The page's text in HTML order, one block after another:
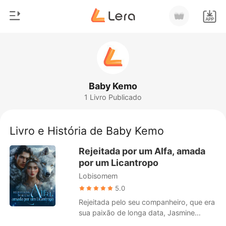
Baixar App
Lobisomem
Romance
Bilionários
Ranking
Baby Kemo
1 Livro Publicado
Livro e História de Baby Kemo
Rejeitada por um Alfa, amada
por um Licantropo
Lobisomem
5.0
Rejeitada pelo seu companheiro, que era
sua paixão de longa data, Jasmine